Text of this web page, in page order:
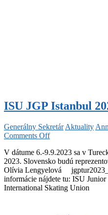
ISU JGP Istanbul
Generálny Sekretár Aktuality
Comments Offon
JGP
Istanbul
2023,
6.-9.
9.
V dátume 6.-9.9.2023 sa v
2023. Slovensko budú
Olívia Lengyelová
informácie nájdete tu: ISU
International Skating Union